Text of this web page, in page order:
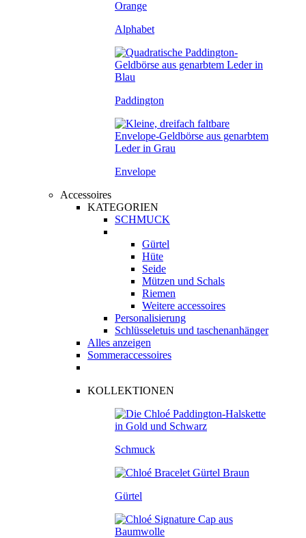
Alphabet
Paddington
Envelope
Accessoires
KATEGORIEN
SCHMUCK
Gürtel
Hüte
Seide
Mützen und Schals
Riemen
Weitere accessoires
Personalisierung
Schlüsseletuis und taschenanhänger
Alles anzeigen
Sommeraccessoires
KOLLEKTIONEN
Schmuck
Gürtel